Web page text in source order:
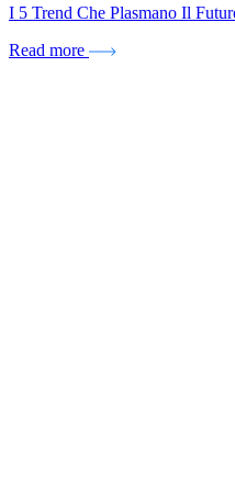
I 5 Trend Che Plasmano Il
Read more